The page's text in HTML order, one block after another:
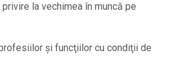
privire la vechimea în muncă pe
şi funcţiilor cu condiţii de